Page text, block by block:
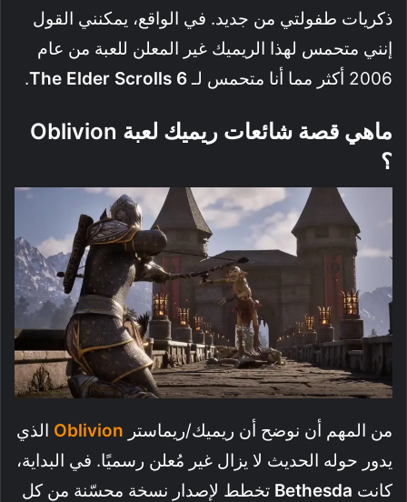
ذكريات طفولتي من جديد. في الواقع، يمكنني القول
إنني متحمس لهذا الريميك غير المعلن للعبة من عام
2006 أكثر مما أنا متحمس لـ
The Elder Scrolls 6
.
ماهي قصة شائعات ريميك لعبة Oblivion
؟
من المهم أن نوضح أن ريميك/ريماستر Oblivion الذي
يدور حوله الحديث لا يزال غير مُعلن رسميًا. في البداية،
كانت Bethesda تخطط لإصدار نسخة محسّنة من كل